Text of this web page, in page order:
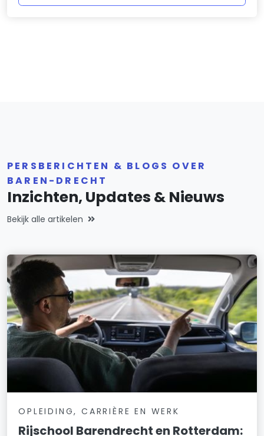
PERSBERICHTEN & BLOGS OVER
BAREN-DRECHT
Inzichten, Updates & Nieuws
Bekijk alle artikelen
OPLEIDING, CARRIÈRE EN WERK
Rijschool Barendrecht en Rotterdam: